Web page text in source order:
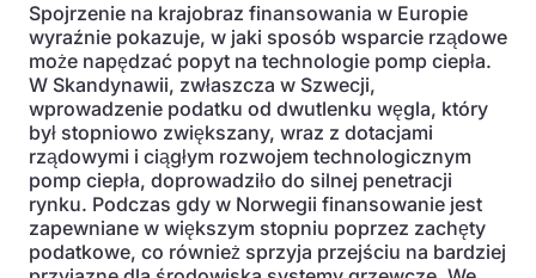
Spojrzenie na krajobraz finansowania w Europie
wyraźnie pokazuje, w jaki sposób wsparcie rządowe
może napędzać popyt na technologie pomp ciepła.
W Skandynawii, zwłaszcza w Szwecji,
wprowadzenie podatku od dwutlenku węgla, który
był stopniowo zwiększany, wraz z dotacjami
rządowymi i ciągłym rozwojem technologicznym
pomp ciepła, doprowadziło do silnej penetracji
rynku. Podczas gdy w Norwegii finansowanie jest
zapewniane w większym stopniu poprzez zachęty
podatkowe, co również sprzyja przejściu na bardziej